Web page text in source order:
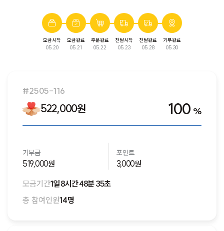
모금시작
05.20
모금완료
05.21
주문완료
05.22
전달시작
05.23
전달완료
05.28
기부완료
05.30
완료된 모금입니다. 다음 모금에서 만나요!
#2505-116
522,000원 100 %
기부금
519,000원
포인트
3,000원
모금기간1일 8시간 48분 35초
총 참여인원14명